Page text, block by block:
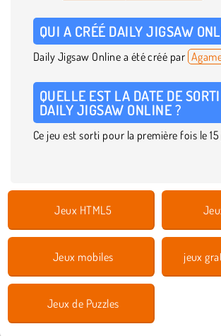
QUI A CRÉÉ DAILY JIGSAW
Daily Jigsaw Online a été créé par
QUELLE EST LA DATE DE
DAILY JIGSAW ONLINE ?
Ce jeu est sorti pour la première fois le
Jeux HTML5
Jeux mobiles jeux
Jeux de Puzzles